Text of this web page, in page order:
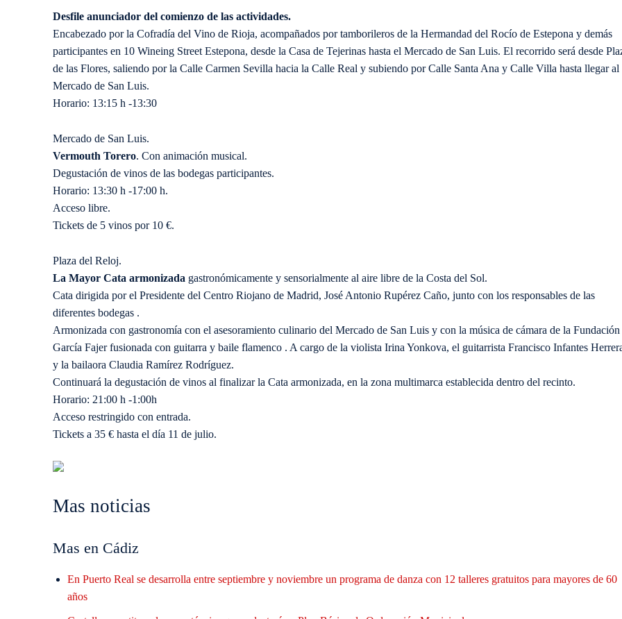
Desfile anunciador del comienzo de las actividades.
Encabezado por la Cofradía del Vino de Rioja, acompañados por tamborileros de la Hermandad del Rocío de Estepona y demás
participantes en 10 Wineing Street Estepona, desde la Casa de Tejerinas hasta el Mercado de San Luis. El recorrido será desde
de las Flores, saliendo por la Calle Carmen Sevilla hacia la Calle Real y subiendo por Calle Santa Ana y Calle Villa hasta llegar al
Mercado de San Luis.
Horario: 13:15 h -13:30
Mercado de San Luis.
Vermouth Torero. Con animación musical.
Degustación de vinos de las bodegas participantes.
Horario: 13:30 h -17:00 h.
Acceso libre.
Tickets de 5 vinos por 10 €.
Plaza del Reloj.
La Mayor Cata armonizada gastronómicamente y sensorialmente al aire libre de la Costa del Sol.
Cata dirigida por el Presidente del Centro Riojano de Madrid, José Antonio Rupérez Caño, junto con los responsables de las
diferentes bodegas .
Armonizada con gastronomía con el asesoramiento culinario del Mercado de San Luis y con la música de cámara de la Fundación
García Fajer fusionada con guitarra y baile flamenco . A cargo de la violista Irina Yonkova, el guitarrista Francisco Infantes
y la bailaora Claudia Ramírez Rodríguez.
Continuará la degustación de vinos al finalizar la Cata armonizada, en la zona multimarca establecida dentro del recinto.
Horario: 21:00 h -1:00h
Acceso restringido con entrada.
Tickets a 35 € hasta el día 11 de julio.
Mas noticias
Mas en Cádiz
En Puerto Real se desarrolla entre septiembre y noviembre un programa de danza con 12 talleres gratuitos para mayores de 60
años